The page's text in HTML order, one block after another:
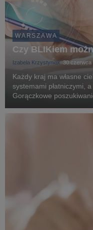
WARSZAWA
Czy BLIKiem
Izabela Krzystyniak 30 czerwca
Każdy kraj ma własne
systemami płatniczymi,
Gorączkowe
gotówki. Dlatego też z